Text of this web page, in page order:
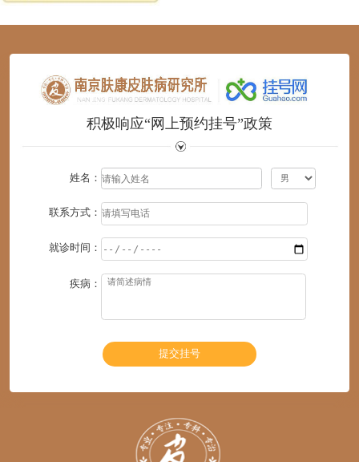
123456
积极响应“网上预约挂号”政策
姓名：
联系方式：
就诊时间：
疾病：